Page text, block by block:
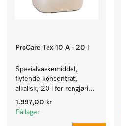
ProCare Tex 10 A - 20 l
Spesialvaskemiddel,
flytende konsentrat,
alkalisk, 20 l for rengjøring
av hvite tekstiler og
fargeekte, kulørte tekstiler.
1.997,00 kr
På lager